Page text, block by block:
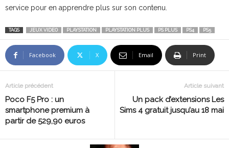
service pour en apprendre plus sur son contenu.
TAGS JEUX VIDEO PLAYSTATION PLAYSTATION PLUS PS PLUS PS4 PS5
Facebook X Email Print
Article précédent
Poco F5 Pro : un
smartphone premium à
partir de 529,90 euros
Article suivant
Un pack d’extensions Les
Sims 4 gratuit jusqu’au 18 mai